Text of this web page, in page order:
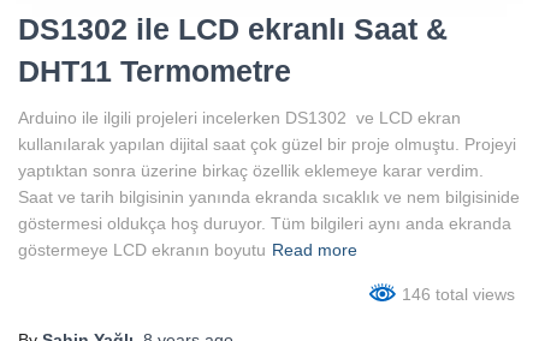
DS1302 ile LCD ekranlı Saat &
DHT11 Termometre
Arduino ile ilgili projeleri incelerken DS1302 ve LCD ekran
kullanılarak yapılan dijital saat çok güzel bir proje olmuştu. Projeyi
yaptıktan sonra üzerine birkaç özellik eklemeye karar verdim.
Saat ve tarih bilgisinin yanında ekranda sıcaklık ve nem bilgisinide
göstermesi oldukça hoş duruyor. Tüm bilgileri aynı anda ekranda
göstermeye LCD ekranın boyutu Read more
146 total views